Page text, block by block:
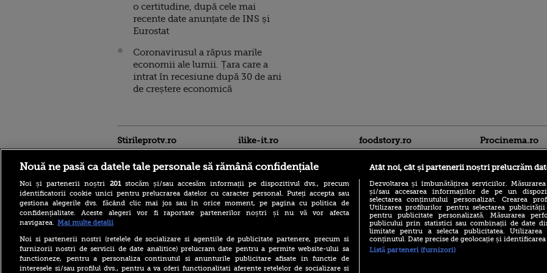
o certitudine, după cele mai
recente date anunțate de INS și
Eurostat
Coronavirusul a răpus marile
economii ale lumii. Țara care a
intrat în recesiune după 30 de ani
de creștere economică
Stirileprotv.ro
Care este mâncarea
preferată a lui Florin
Dumitrescu. Juratul
ilike-it.ro foodstory.ro
(P) Descoperă Lumea
Evenimentelor din România
cu Transilvania Events!
Procinema.ro
Nikolaj Coster-
Urzeala
Nouă ne pasă ca datele tale personale să rămână confidențiale
Noi și partenerii noștri 201stocăm și/sau accesăm informații pe dispozitivul dvs., precum
identificatorii cookie unici pentru prelucrarea datelor cu caracter personal. Puteți accepta sau
gestiona alegerile dvs. făcând clic mai jos sau în orice moment, pe pagina cu politica de
confidențialitate. Aceste alegeri vor fi raportate partenerilor noștri și nu vă vor afecta
navigarea. Mai multe detalii
Noi si partenerii nostri (retelele de socializare si agentiile de publicitate partenere, precum si
furnizorii nostri de servicii de date analitice) prelucram date pentru a permite website-ului sa
functioneze, pentru a personaliza continutul si anunturile publicitare afisate in functie de
interesele si/sau profilul dvs., pentru a va oferi functionalitati aferente retelelor de socializare si
Atât noi, cât și partenerii noștri prelucrăm
Dezvoltarea și îmbunătățirea serviciilor.
și/sau accesarea informațiilor de pe un
selectarea conținutului personalizat. Crearea
Utilizarea profilurilor pentru selectarea
pentru publicitate personalizată. Măsurarea
publicului prin statistici sau combinații de date
limitate pentru a selecta publicitatea.
conținutul. Date precise de geolocație și
Listă parteneri (furnizori)